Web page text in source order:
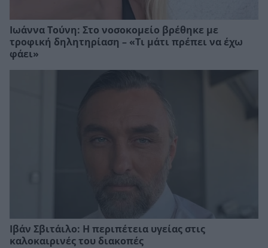
Ιωάννα Τούνη: Στο νοσοκομείο βρέθηκε με
τροφική δηλητηρίαση – «Τι μάτι πρέπει να έχω
φάει»
Ιβάν Σβιτάιλο: Η περιπέτεια υγείας στις
καλοκαιρινές του διακοπές